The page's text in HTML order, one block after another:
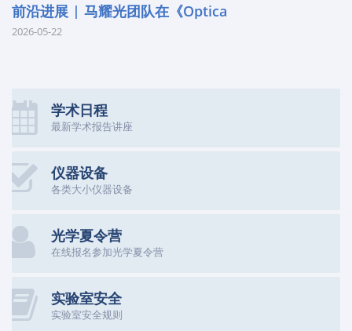
前沿进展 | 马耀光团队在《Optica
2026-05-22
学术日程
最新学术报告讲座
仪器设备
各类大小仪器设备
光学夏令营
在线报名参加光学夏令营
实验室安全
实验室安全规则